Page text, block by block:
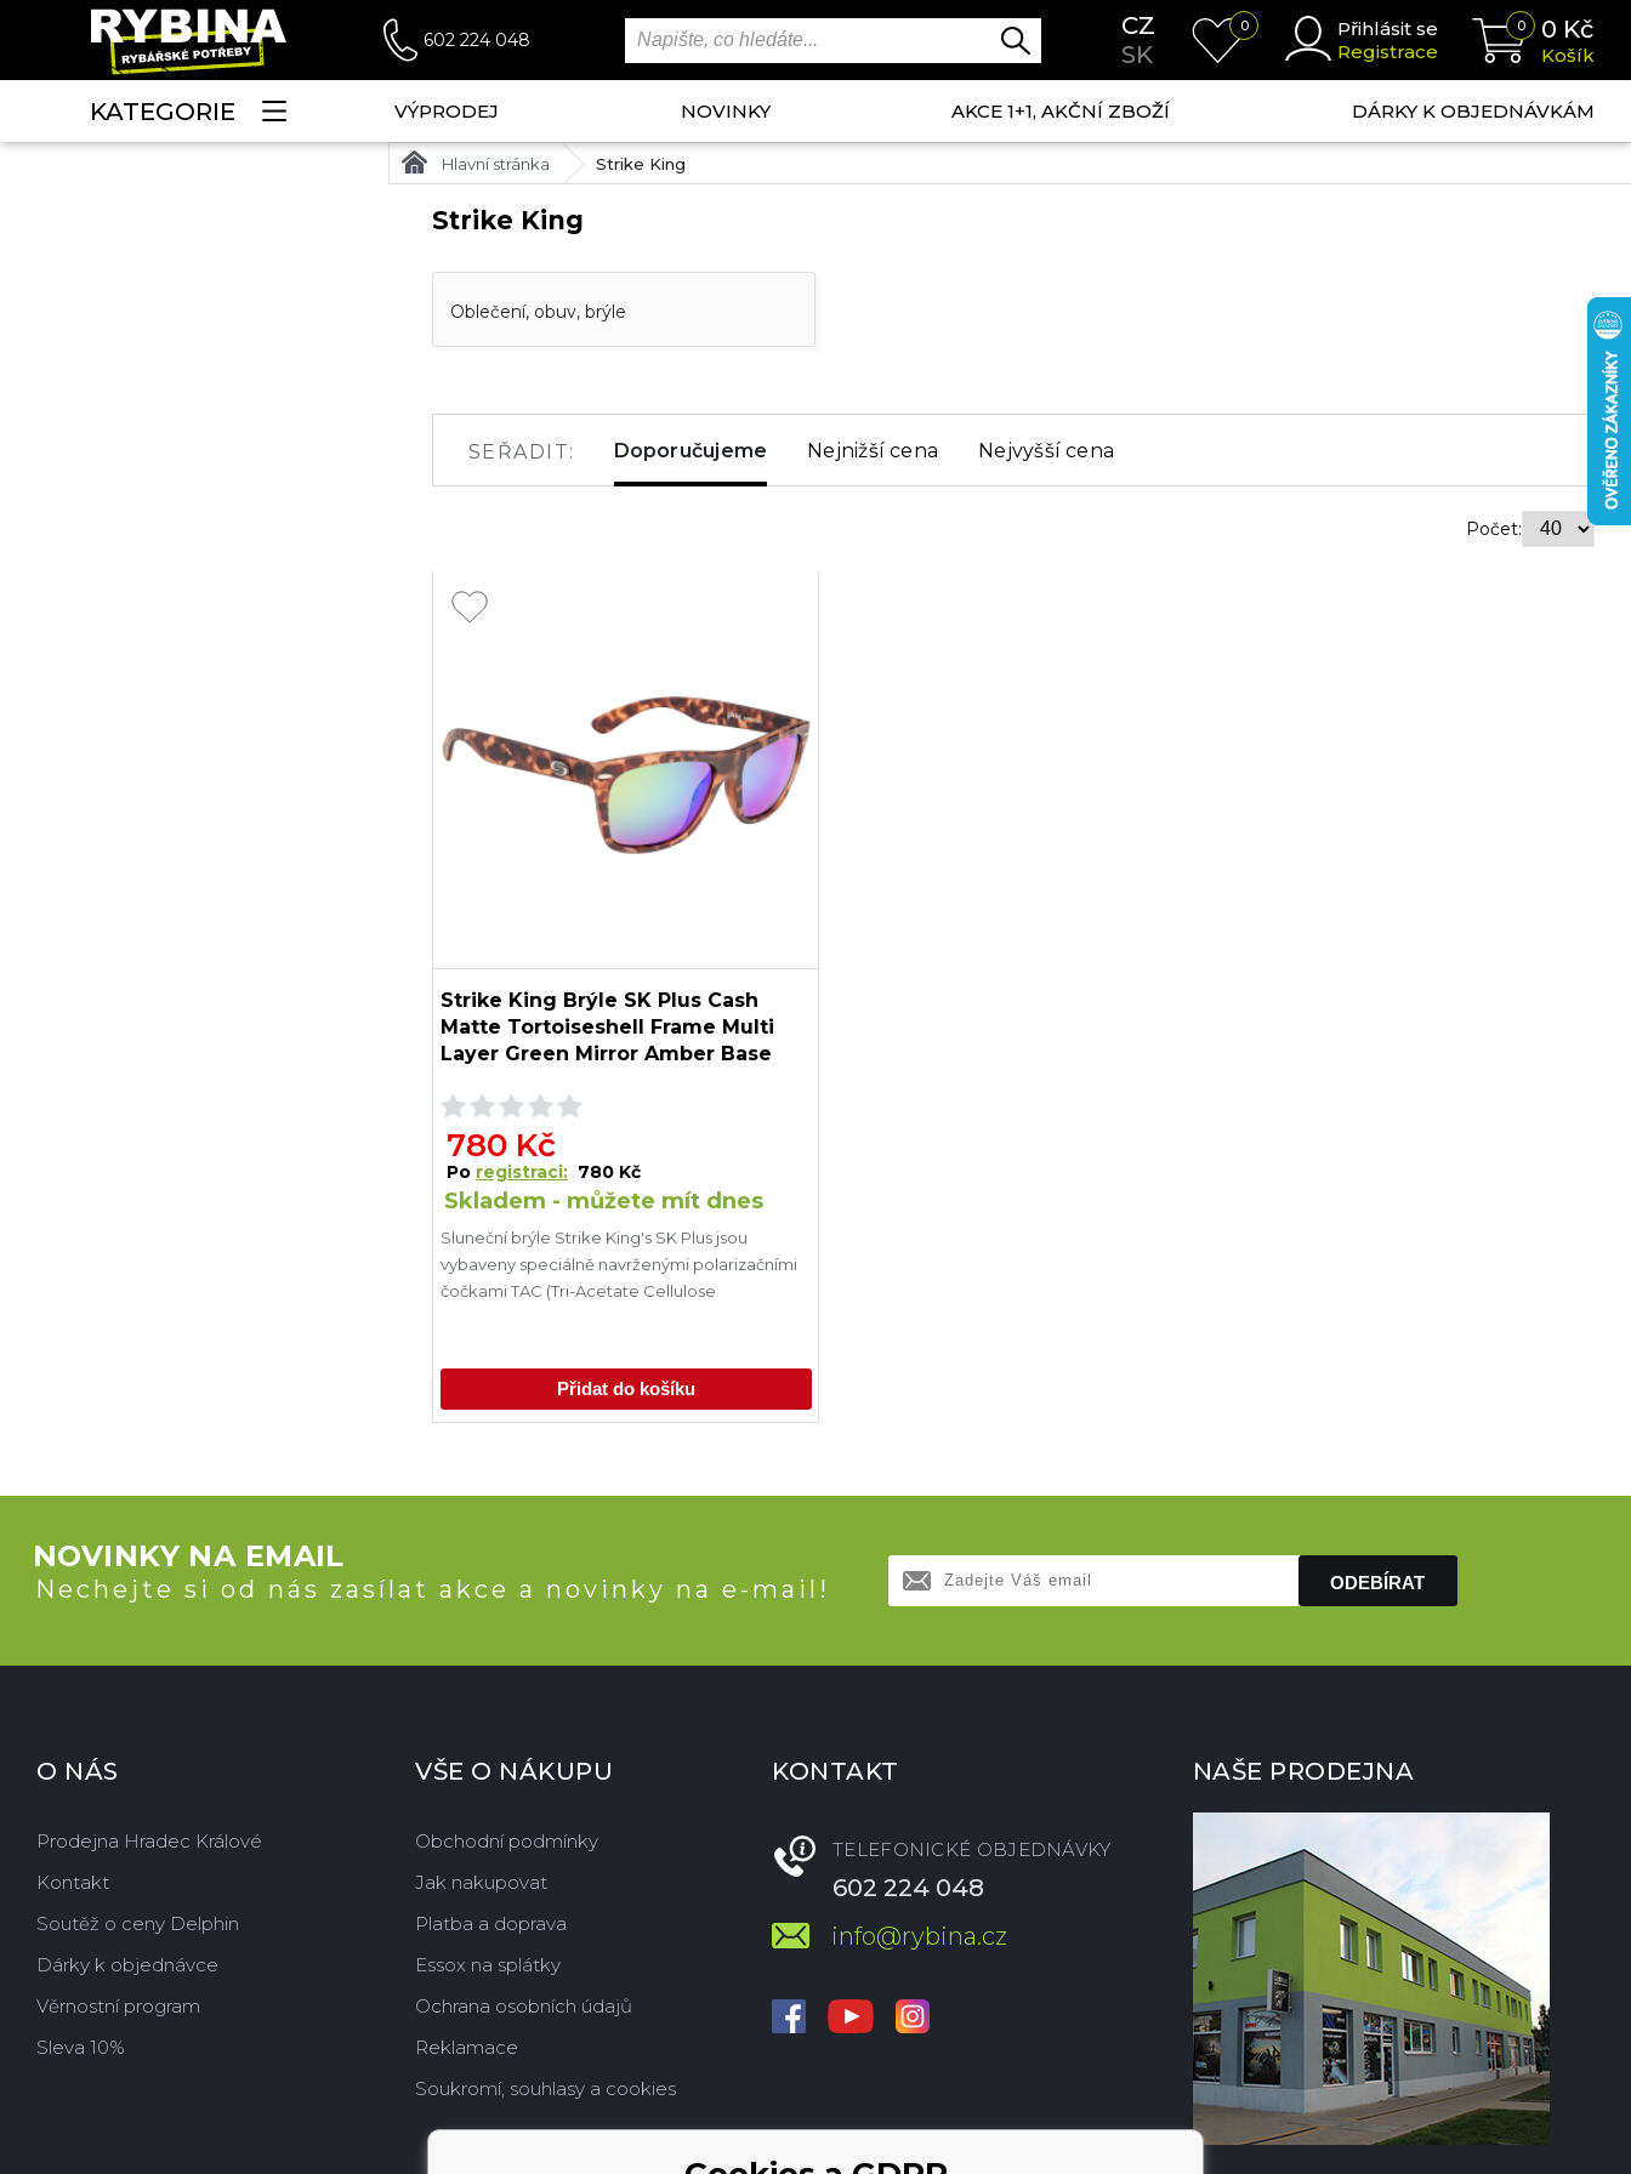
602 224 048
CZ
SK
0
Přihlásit se
Registrace
0 0 Kč
Košík
KATEGORIE VÝPRODEJ NOVINKY AKCE 1+1, AKČNÍ ZBOŽÍ DÁRKY K OBJEDNÁVKÁM
Hlavní stránka Strike King
Strike King
Oblečení, obuv, brýle
SEŘADIT: Doporučujeme Nejnižší cena Nejvyšší cena
Počet:
Strike King Brýle SK Plus Cash
Matte Tortoiseshell Frame Multi
Layer Green Mirror Amber Base
780 Kč
Po registraci: 780 Kč
Skladem - můžete mít dnes
Sluneční brýle Strike King's SK Plus jsou
vybaveny speciálně navrženými polarizačními
čočkami TAC (Tri-Acetate Cellulose
Přidat do košíku
NOVINKY NA EMAIL
Nechejte si od nás zasílat akce a novinky na e-mail! ODEBÍRAT
O NÁS
Prodejna Hradec Králové
Kontakt
Soutěž o ceny Delphin
Dárky k objednávce
Věrnostní program
Sleva 10%
VŠE O NÁKUPU
Obchodní podmínky
Jak nakupovat
Platba a doprava
Essox na splátky
Ochrana osobních údajů
Reklamace
Soukromí, souhlasy a cookies
KONTAKT
TELEFONICKÉ OBJEDNÁVKY
602 224 048
info@rybina.cz
NAŠE PRODEJNA